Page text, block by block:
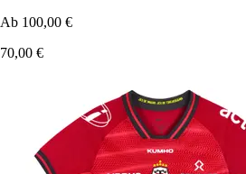
Ab 100,00 €
70,00 €